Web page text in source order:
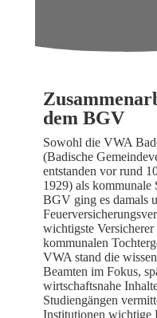
dem BGV
Sowohl die VWA
(Badische
entstanden vor rund
1929) als
BGV ging es damals
wichtigste
kommunalen
VWA stand die
Beamten im Fokus,
wirtschaftsnahe
Studiengängen
Institutionen wichtige